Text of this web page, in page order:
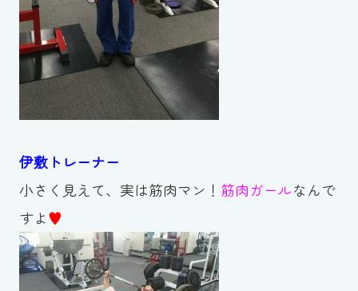
伊敷トレーナー
小さく見えて、実は筋肉マン！ 筋肉ガールなんで
すよ♥